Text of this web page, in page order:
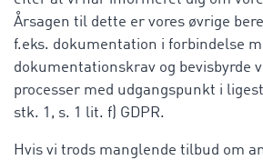
Årsagen til dette er vores øvrige
f.eks. dokumentation i forbindelse
dokumentationskrav og bevisbyrde
processer med udgangspunkt i
stk. 1, s. 1 lit. f) GDPR.
Hvis vi trods manglende tilbud om